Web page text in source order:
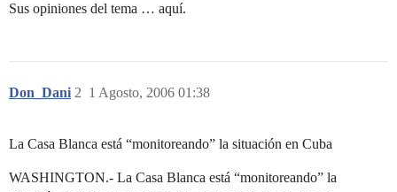
Sus opiniones del tema … aquí.
Don_Dani 1 Agosto, 2006 01:38
2
La Casa Blanca está “monitoreando” la situación en Cuba
WASHINGTON.- La Casa Blanca está “monitoreando” la